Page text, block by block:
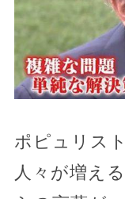
ポピュリス
人々が増え